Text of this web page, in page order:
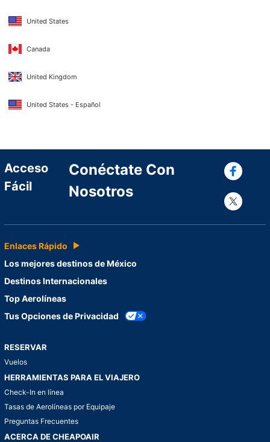
United States
Canada
United Kingdom
United States - Español
Acceso
Fácil
Conéctate Con
Nosotros
Enlaces Rápido
Los mejores destinos de México
Destinos Internacionales
Top Aerolíneas
Tus Opciones de Privacidad
RESERVAR
Vuelos
HERRAMIENTAS PARA EL VIAJERO
Check-In en línea
Tasas de Aerolíneas por Equipaje
Preguntas Frecuentes
ACERCA DE CHEAPOAIR